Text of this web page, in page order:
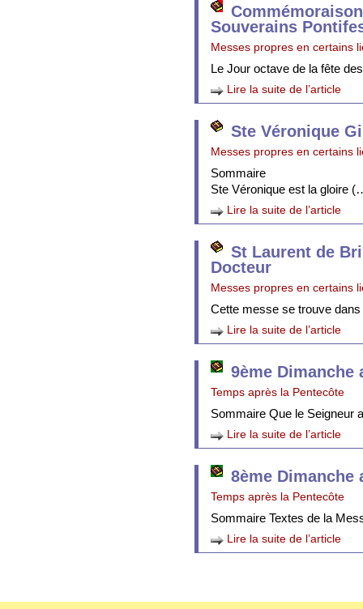
Souverains
Messes propres en certains
Le Jour octave de la fête
Lire la suite de l’article
Ste Véronique
Messes propres en certains
Sommaire
Ste Véronique est la gloire
Lire la suite de l’article
St Laurent de
Docteur
Messes propres en certains
Cette messe se trouve
Lire la suite de l’article
9ème Dimanche
Temps après la Pentecôte
Sommaire Que le Seigneur
Lire la suite de l’article
8ème Dimanche
Temps après la Pentecôte
Sommaire Textes de la
Lire la suite de l’article